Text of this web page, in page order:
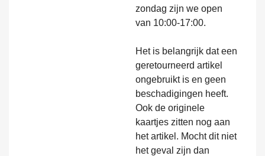
zondag zijn we open
van 10:00-17:00.
Het is belangrijk dat een
geretourneerd artikel
ongebruikt is en geen
beschadigingen heeft.
Ook de originele
kaartjes zitten nog aan
het artikel. Mocht dit niet
het geval zijn dan